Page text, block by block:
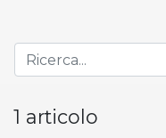
1 articolo